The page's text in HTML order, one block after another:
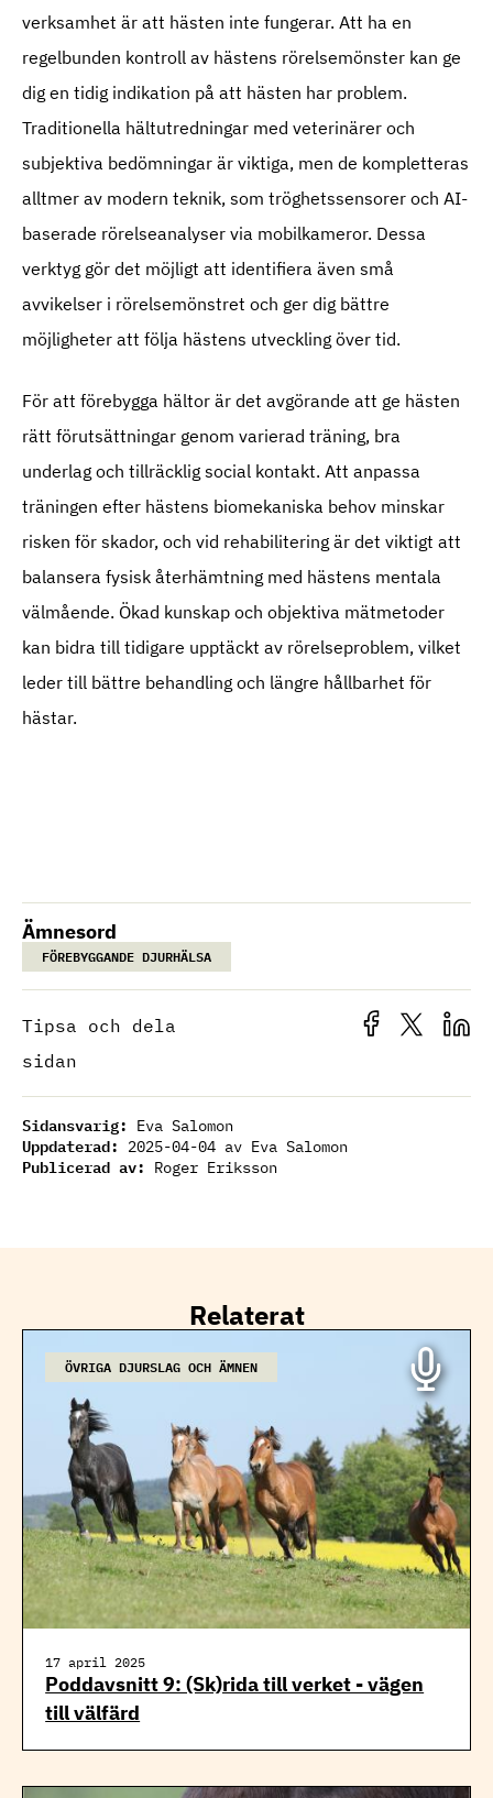
verksamhet är att hästen inte fungerar. Att ha en
regelbunden kontroll av hästens rörelsemönster kan ge
dig en tidig indikation på att hästen har problem.
Traditionella hältutredningar med veterinärer och
subjektiva bedömningar är viktiga, men de kompletteras
alltmer av modern teknik, som tröghetssensorer och AI-
baserade rörelseanalyser via mobilkameror. Dessa
verktyg gör det möjligt att identifiera även små
avvikelser i rörelsemönstret och ger dig bättre
möjligheter att följa hästens utveckling över tid.
För att förebygga hältor är det avgörande att ge hästen
rätt förutsättningar genom varierad träning, bra
underlag och tillräcklig social kontakt. Att anpassa
träningen efter hästens biomekaniska behov minskar
risken för skador, och vid rehabilitering är det viktigt att
balansera fysisk återhämtning med hästens mentala
välmående. Ökad kunskap och objektiva mätmetoder
kan bidra till tidigare upptäckt av rörelseproblem, vilket
leder till bättre behandling och längre hållbarhet för
hästar.
Ämnesord
FÖREBYGGANDE DJURHÄLSA
Tipsa och dela
sidan
Sidansvarig: Eva Salomon
Uppdaterad: 2025-04-04 av Eva Salomon
Publicerad av: Roger Eriksson
Relaterat
ÖVRIGA DJURSLAG OCH ÄMNEN
17 april 2025
Poddavsnitt 9: (Sk)rida till verket - vägen
till välfärd